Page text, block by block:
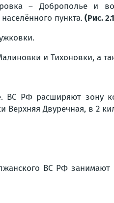
– Доброполье и
пункта. (Рис.
и Тихоновки, а
ВС РФ расширяют зону
Двуречная, в 2
ВС РФ